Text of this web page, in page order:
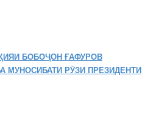
БОБОҶОН ҒАФУРОВ
МУНОСИБАТИ РӮЗИ ПРЕЗИДЕНТИ